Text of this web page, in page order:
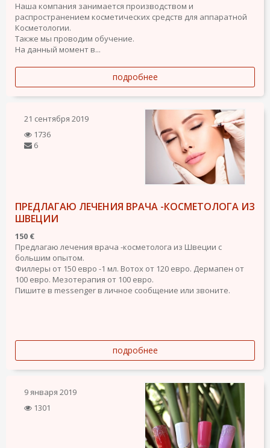
Наша компания занимается производством и
распространением косметических средств для аппаратной
Косметологии.
Также мы проводим обучение.
На данный момент в...
подробнее
21 сентября 2019
1736
6
ПРЕДЛАГАЮ ЛЕЧЕНИЯ ВРАЧА -КОСМЕТОЛОГА ИЗ
ШВЕЦИИ
150 €
Предлагаю лечения врача -косметолога из Швеции с
большим опытом.
Филлеры от 150 евро -1 мл. Вотох от 120 евро. Дермапен от
100 евро. Мезотерапия от 100 евро.
Пишите в messеnger в личное сообщение или звоните.
подробнее
9 января 2019
1301